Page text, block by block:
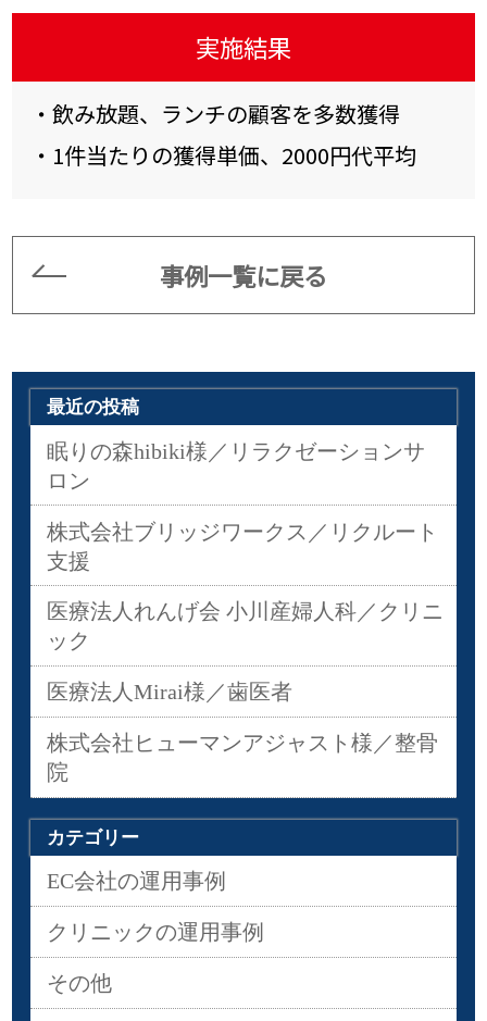
実施結果
・飲み放題、ランチの顧客を多数獲得
・1件当たりの獲得単価、2000円代平均
事例一覧に戻る
最近の投稿
眠りの森hibiki様／リラクゼーションサ
ロン
株式会社ブリッジワークス／リクルート
支援
医療法人れんげ会 小川産婦人科／クリニ
ック
医療法人Mirai様／歯医者
株式会社ヒューマンアジャスト様／整骨
院
カテゴリー
EC会社の運用事例
クリニックの運用事例
その他